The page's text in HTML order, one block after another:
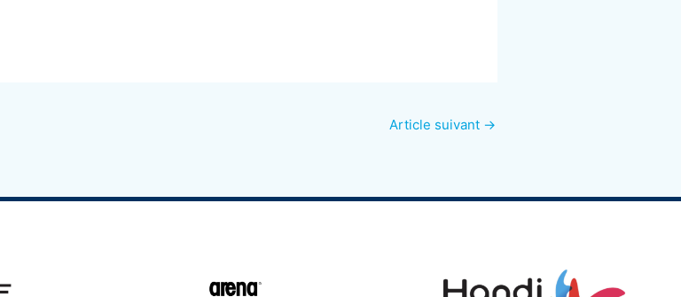
Article suivant →